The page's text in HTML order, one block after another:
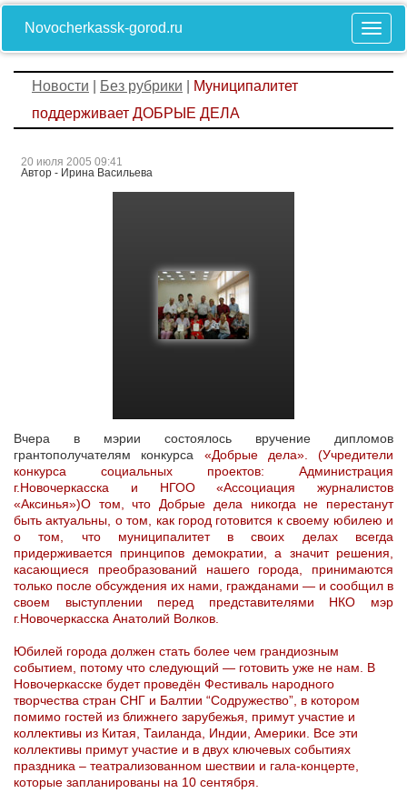
Novocherkassk-gorod.ru
Новости Без рубрики
Муниципалитет
поддерживает ДОБРЫЕ ДЕЛА
20 июля 2005 09:41
Автор - Ирина Васильева
Вчера в мэрии состоялось вручение дипломов
грантополучателям конкурса «Добрые дела». (Учредители
конкурса социальных проектов: Администрация
г.Новочеркасска и НГОО «Ассоциация журналистов
«Аксинья»)О том, что Добрые дела никогда не перестанут
быть актуальны, о том, как город готовится к своему юбилею и
о том, что муниципалитет в своих делах всегда
придерживается принципов демократии, а значит решения,
касающиеся преобразований нашего города, принимаются
только после обсуждения их нами, гражданами — и сообщил в
своем выступлении перед представителями НКО мэр
г.Новочеркасска Анатолий Волков.
Юбилей города должен стать более чем грандиозным
событием, потому что следующий — готовить уже не нам. В
Новочеркасске будет проведён Фестиваль народного
творчества стран СНГ и Балтии “Содружество”, в котором
помимо гостей из ближнего зарубежья, примут участие и
коллективы из Китая, Таиланда, Индии, Америки. Все эти
коллективы примут участие и в двух ключевых событиях
праздника – театрализованном шествии и гала-концерте,
которые запланированы на 10 сентября.